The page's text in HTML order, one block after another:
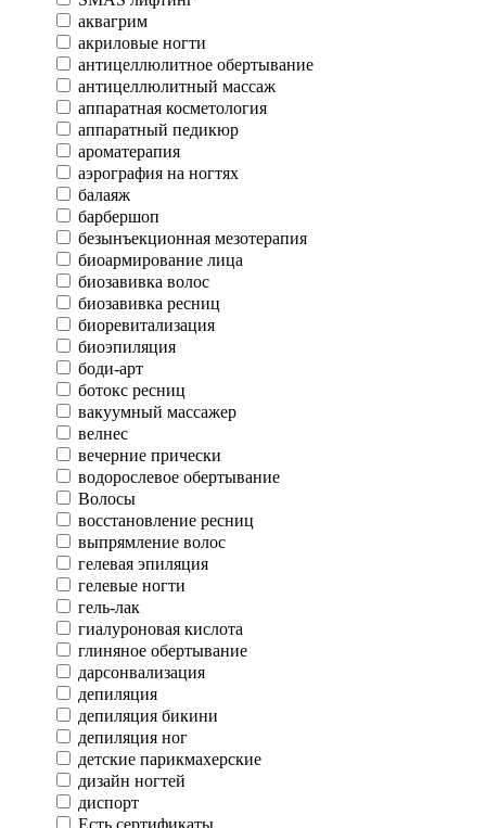
аквагрим
акриловые ногти
антицеллюлитное обертывание
антицеллюлитный массаж
аппаратная косметология
аппаратный педикюр
ароматерапия
аэрография на ногтях
балаяж
барбершоп
безынъекционная мезотерапия
биоармирование лица
биозавивка волос
биозавивка ресниц
биоревитализация
биоэпиляция
боди-арт
ботокс ресниц
вакуумный массажер
велнес
вечерние прически
водорослевое обертывание
Волосы
восстановление ресниц
выпрямление волос
гелевая эпиляция
гелевые ногти
гель-лак
гиалуроновая кислота
глиняное обертывание
дарсонвализация
депиляция
депиляция бикини
депиляция ног
детские парикмахерские
дизайн ногтей
диспорт
Есть сертификаты